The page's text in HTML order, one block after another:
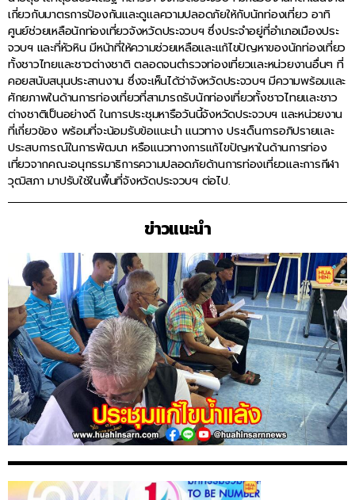
เกี่ยวกับมาตรการป้องกันและดูแลความปลอดภัยให้กับนักท่องเที่ยว อาทิ
ศูนย์ช่วยเหลือนักท่องเที่ยวจังหวัดประจวบฯ ซึ่งประจําอยู่ที่อําเภอเมืองประ
จวบฯ และที่หัวหิน มีหน้าที่ให้ความช่วยเหลือและแก้ไขปัญหาของนักท่องเที่ยว
ทั้งชาวไทยและชาวต่างชาติ ตลอดจนตํารวจท่องเที่ยวและหน่วยงานอื่นๆ ที่
คอยสนับสนุนประสานงาน ซึ่งจะเห็นได้ว่าจังหวัดประจวบฯ มีความพร้อมและ
ศักยภาพในด้านการท่องเที่ยวที่สามารถรับนักท่องเที่ยวทั้งชาวไทยและชาว
ต่างชาติเป็นอย่างดี ในการประชุมหารือวันนี้จังหวัดประจวบฯ และหน่วยงาน
ที่เกี่ยวข้อง พร้อมที่จะน้อมรับข้อแนะนํา แนวทาง ประเด็นการอภิปรายและ
ประสบการณ์ในการพัฒนา หรือแนวทางการแก้ไขปัญหาในด้านการท่อง
เที่ยวจากคณะอนุกรรมาธิการความปลอดภัยด้านการท่องเที่ยวและการกีฬา
วุฒิสภา มาปรับใช้ในพื้นที่จังหวัดประจวบฯ ต่อไป.
ข่าวแนะนำ